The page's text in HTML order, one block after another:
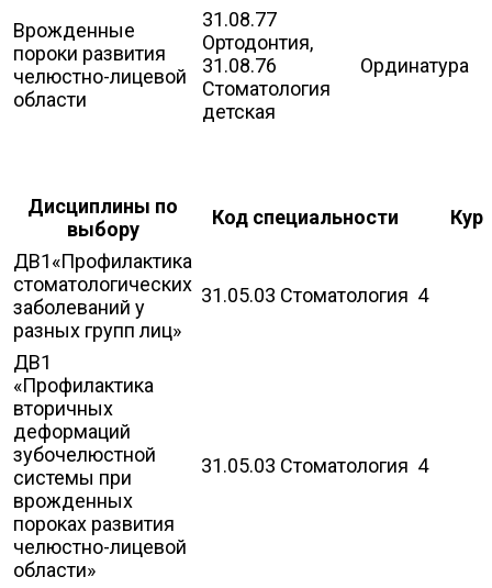
Врожденные
пороки развития
челюстно-лицевой
области
31.08.77
Ортодонтия,
31.08.76
Стоматология
детская
Ординатура
Дисциплины по
выбору
Код специальности
ДВ1«Профилактика
стоматологических
заболеваний у
разных групп лиц»
31.05.03 Стоматология 4
ДВ1
«Профилактика
вторичных
деформаций
зубочелюстной
системы при
врожденных
пороках развития
челюстно-лицевой
области»
31.05.03 Стоматология 4